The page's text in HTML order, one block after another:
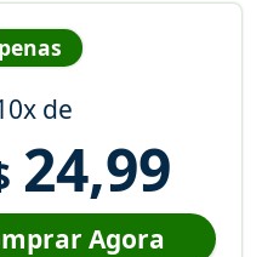
de
24,99
Agora